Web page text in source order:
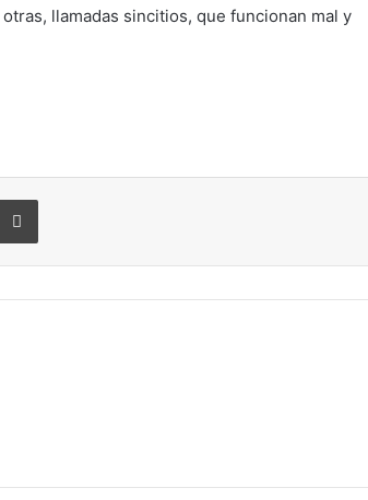
llamadas sincitios, que funcionan mal y
por correo electrónicoImprimir